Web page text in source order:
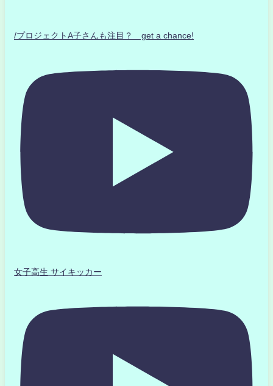
/プロジェクトA子さんも注目？ get a chance!
女子高生 サイキッカー